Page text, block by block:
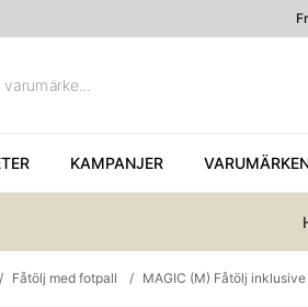
KAMPANJER
Fåtölj med fotpall MAGIC (M) Fåtölj